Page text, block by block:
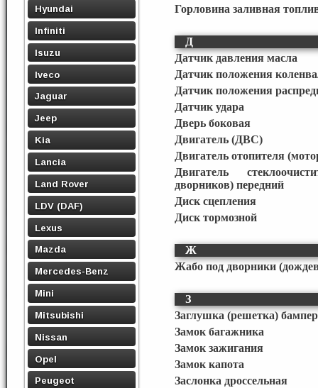
Hyundai
Infiniti
Isuzu
Iveco
Jaguar
Jeep
Kia
Lancia
Land Rover
LDV (DAF)
Lexus
Mazda
Mercedes-Benz
Mini
Mitsubishi
Nissan
Opel
Peugeot
Горловина заливная
Д
Датчик давления масла
Датчик положения
Датчик положения
Датчик удара
Дверь боковая
Двигатель (ДВС)
Двигатель отопителя
Двигатель
дворников) передний
Диск сцепления
Диск тормозной
Ж
Жабо под дворники
З
Заглушка (решетка)
Замок багажника
Замок зажигания
Замок капота
Заслонка дроссельная